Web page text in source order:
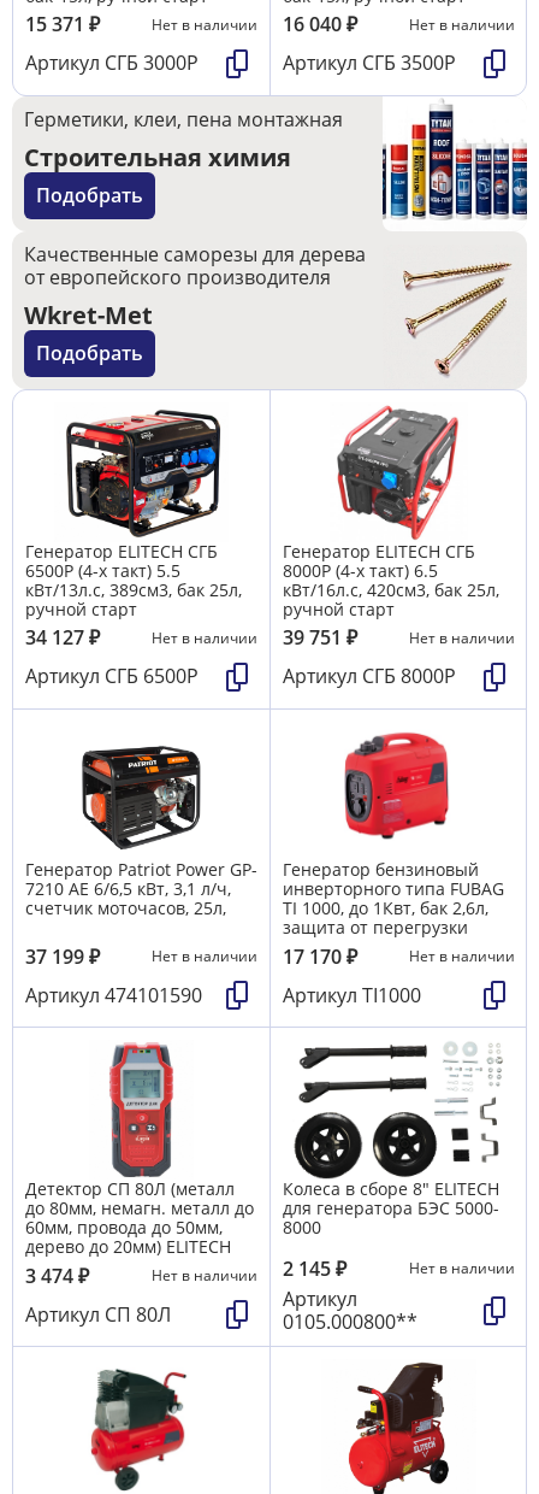
15 371 ₽ Нет в наличии
Артикул СГБ 3000Р
16 040₽ Нет в наличии
Артикул СГБ 3500Р
Герметики, клеи, пена монтажная
Строительная химия
Подобрать
Качественные саморезы для дерева
от европейского производителя
Wkret-Met
Подобрать
Генератор ELITECH СГБ
6500Р (4-х такт) 5.5
кВт/13л.с, 389см3, бак 25л,
ручной старт
34 127₽ Нет в наличии
Артикул СГБ 6500Р
Генератор ELITECH СГБ
8000Р (4-х такт) 6.5
кВт/16л.с, 420см3, бак 25л,
ручной старт
39 751 ₽ Нет в наличии
Артикул СГБ 8000Р
Генератор Patriot Power GP-
7210 AE 6/6,5 кВт, 3,1 л/ч,
счетчик моточасов, 25л,
37 199₽ Нет в наличии
Артикул 474101590
Генератор бензиновый
инверторного типа FUBAG
TI 1000, до 1Квт, бак 2,6л,
защита от перегрузки
17 170₽ Нет в наличии
Артикул TI1000
Детектор СП 80Л (металл
до 80мм, немагн. металл до
60мм, провода до 50мм,
дерево до 20мм) ELITECH
3 474₽ Нет в наличии
Артикул СП 80Л
Колеса в сборе 8" ELITECH
для генератора БЭС 5000-
8000
2 145₽ Нет в наличии
Артикул
0105.000800**